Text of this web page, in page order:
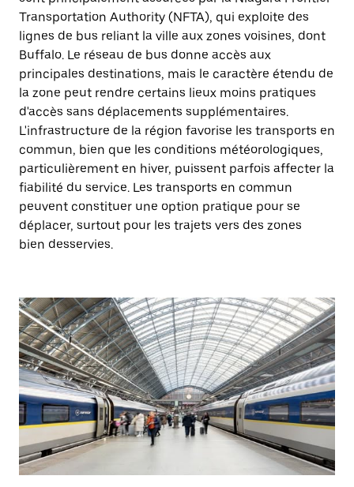
Transportation Authority (NFTA), qui exploite des
lignes de bus reliant la ville aux zones voisines, dont
Buffalo. Le réseau de bus donne accès aux
principales destinations, mais le caractère étendu de
la zone peut rendre certains lieux moins pratiques
d'accès sans déplacements supplémentaires.
L'infrastructure de la région favorise les transports en
commun, bien que les conditions météorologiques,
particulièrement en hiver, puissent parfois affecter la
fiabilité du service. Les transports en commun
peuvent constituer une option pratique pour se
déplacer, surtout pour les trajets vers des zones
bien desservies.